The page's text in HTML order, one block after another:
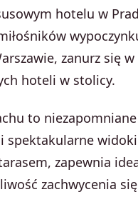
hotelu w
zanurz się
hoteli w stolicy.
to
spektakularne
zapewnia
zachwycenia